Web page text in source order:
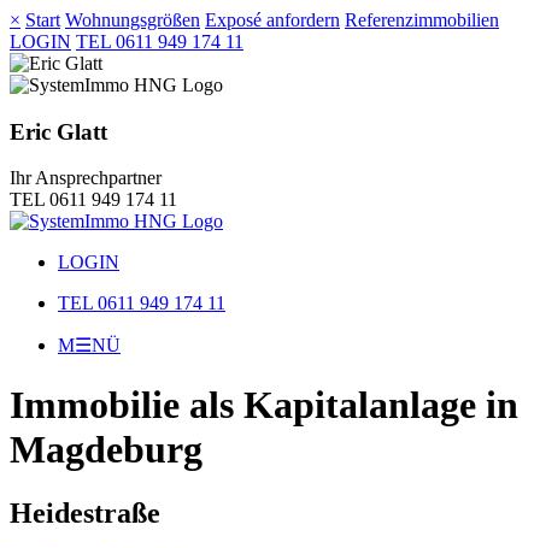
× Start Wohnungsgrößen Exposé anfordern Referenzimmobilien
LOGIN TEL 0611 949 174 11
Eric Glatt
Ihr Ansprechpartner
TEL 0611 949 174 11
LOGIN
TEL 0611 949 174 11
M☰NÜ
Immobilie als Kapitalanlage in
Magdeburg
Heidestraße